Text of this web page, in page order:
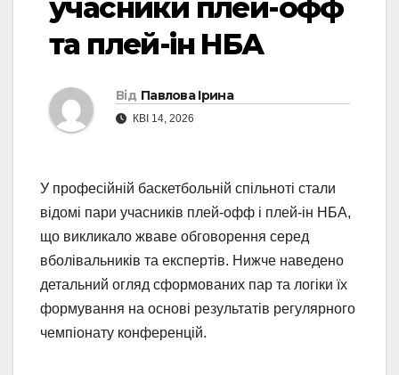
учасники плей-офф
та плей-ін НБА
Від Павлова Ірина
КВІ 14, 2026
У професійній баскетбольній спільноті стали
відомі пари учасників плей-офф і плей-ін НБА,
що викликало жваве обговорення серед
вболівальників та експертів. Нижче наведено
детальний огляд сформованих пар та логіки їх
формування на основі результатів регулярного
чемпіонату конференцій.